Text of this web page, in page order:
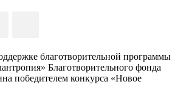
благотворительной программы
Благотворительного фонда
победителем конкурса «Новое